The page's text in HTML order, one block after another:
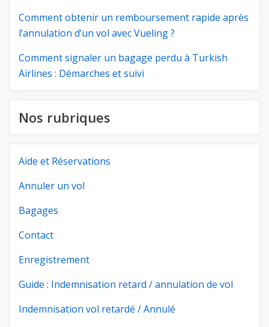
Comment obtenir un remboursement rapide après
l’annulation d’un vol avec Vueling ?
Comment signaler un bagage perdu à Turkish
Airlines : Démarches et suivi
Nos rubriques
Aide et Réservations
Annuler un vol
Bagages
Contact
Enregistrement
Guide : Indemnisation retard / annulation de vol
Indemnisation vol retardé / Annulé